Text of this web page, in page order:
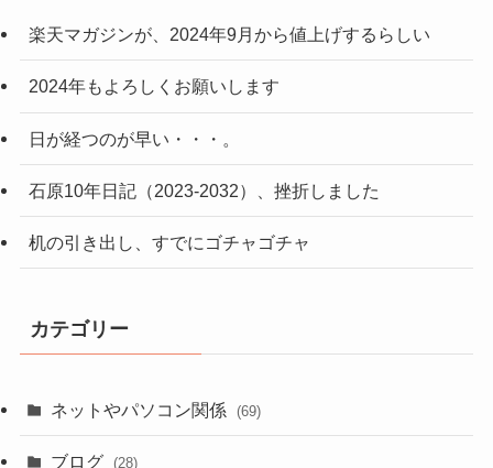
楽天マガジンが、2024年9月から値上げするらしい
2024年もよろしくお願いします
日が経つのが早い・・・。
石原10年日記（2023-2032）、挫折しました
机の引き出し、すでにゴチャゴチャ
カテゴリー
ネットやパソコン関係 (69)
ブログ (28)